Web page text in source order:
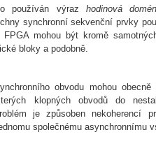
používán výraz hodinová
synchronní sekvenční prvky
mohou být kromě
bloky a podobně.
obvodu mohou
klopných obvodů do
je způsoben nekoherencí
společnému asynchronnímu